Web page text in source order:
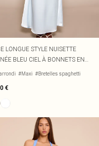
LONGUE STYLE NUISETTE
BLEU CIEL À BONNETS EN
#Maxi #Bretelles spaghetti
€